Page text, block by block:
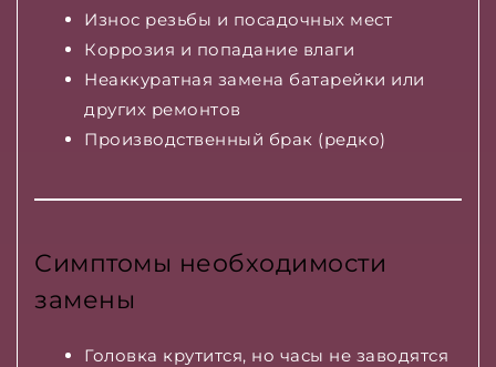
Износ резьбы и посадочных мест
Коррозия и попадание влаги
Неаккуратная замена батарейки или
других ремонтов
Производственный брак (редко)
Симптомы необходимости
замены
Головка крутится, но часы не заводятся